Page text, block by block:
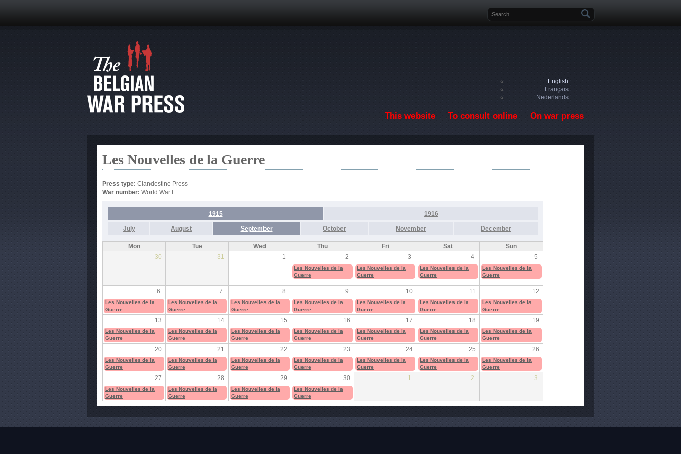
Search form
English
Français
Nederlands
This website To consult online On war press
Les Nouvelles de la Guerre
Press type: Clandestine Press
War number: World War I
1915 1916
July August September October November December
Mon Tue Wed Thu Fri Sat
Sun
30
31 1 2 3 4 5
Les Nouvelles de la
Guerre
Les Nouvelles de la
Guerre
Les Nouvelles de la
Guerre
Les Nouvelles de la
Guerre
6 7 8 9 10 11 12
Les Nouvelles de la
Guerre
Les Nouvelles de la
Guerre
Les Nouvelles de la
Guerre
Les Nouvelles de la
Guerre
Les Nouvelles de la
Guerre
Les Nouvelles de la
Guerre
Les Nouvelles de la
Guerre
13 14 15 16 17 18 19
Les Nouvelles de la
Guerre
Les Nouvelles de la
Guerre
Les Nouvelles de la
Guerre
Les Nouvelles de la
Guerre
Les Nouvelles de la
Guerre
Les Nouvelles de la
Guerre
Les Nouvelles de la
Guerre
20 21 22 23 24 25 26
Les Nouvelles de la
Guerre
Les Nouvelles de la
Guerre
Les Nouvelles de la
Guerre
Les Nouvelles de la
Guerre
Les Nouvelles de la
Guerre
Les Nouvelles de la
Guerre
Les Nouvelles de la
Guerre
27 28 29 30 1 2 3
Les Nouvelles de la
Guerre
Les Nouvelles de la
Guerre
Les Nouvelles de la
Guerre
Les Nouvelles de la
Guerre